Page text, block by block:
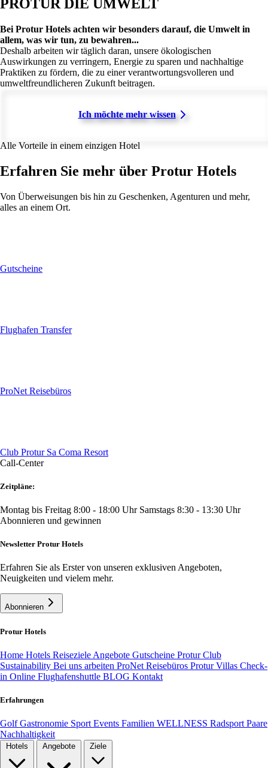
PROTUR DIE UMWELT
Bei Protur Hotels achten wir besonders darauf, die Umwelt in
allem, was wir tun, zu bewahren...
Deshalb arbeiten wir täglich daran, unsere ökologischen
Auswirkungen zu verringern, Energie zu sparen und nachhaltige
Praktiken zu fördern, die zu einer verantwortungsvolleren und
umweltfreundlicheren Zukunft beitragen.
Ich möchte mehr wissen
Alle Vorteile in einem einzigen Hotel
Erfahren Sie mehr über Protur Hotels
Von Überweisungen bis hin zu Geschenken, Agenturen und mehr,
alles an einem Ort.
Gutscheine
Flughafen Transfer
ProNet Reisebüros
Club Protur Sa Coma Resort
Call-Center
Zeitpläne:
Montag bis Freitag 8:00 - 18:00 Uhr Samstags 8:30 - 13:30 Uhr
Abonnieren und gewinnen
Newsletter Protur Hotels
Erfahren Sie als Erster von unseren exklusiven Angeboten,
Neuigkeiten und vielem mehr.
Abonnieren
Protur Hotels
Home Hotels Reiseziele Angebote Gutscheine Protur Club
Sustainability Bei uns arbeiten ProNet Reisebüros Protur Villas Check-
in Online Flughafenshuttle BLOG Kontakt
Erfahrungen
GolfGastronomie Sport Events Familien WELLNESS Radsport Paare
Nachhaltigkeit